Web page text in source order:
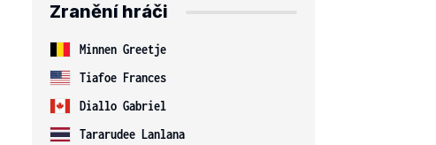
Zranění hráči
Minnen Greetje
Tiafoe Frances
Diallo Gabriel
Tararudee Lanlana